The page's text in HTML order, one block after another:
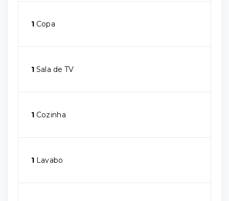
1 Copa
1 Sala de TV
1 Cozinha
1 Lavabo